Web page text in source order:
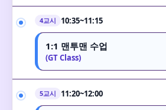
4교시 10:35~11:15
1:1 맨투맨 수업
(GT Class)
5교시 11:20~12:00